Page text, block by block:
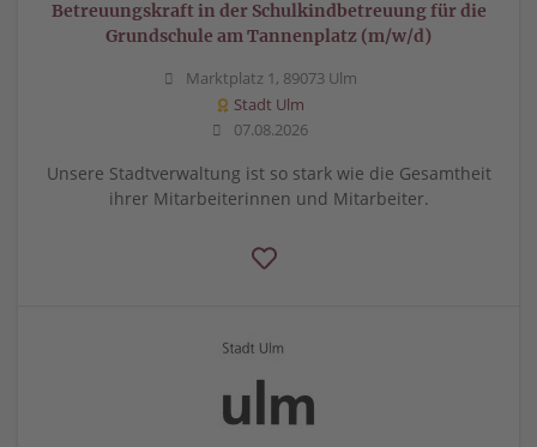
Betreuungskraft in der Schulkindbetreuung für die
Grundschule am Tannenplatz (m/w/d)
Marktplatz 1, 89073 Ulm
Stadt Ulm
07.08.2026
Unsere Stadtverwaltung ist so stark wie die Gesamtheit
ihrer Mitarbeiterinnen und Mitarbeiter.